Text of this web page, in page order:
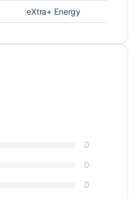
eXtra+ Energy
0
0
0